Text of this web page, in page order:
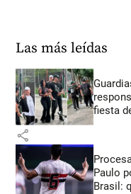
Las más leídas
fiesta
share
Paulo
Brasil: